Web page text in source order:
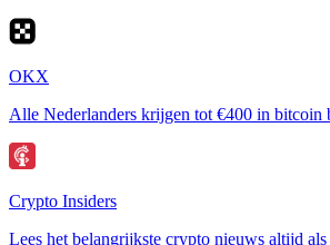
OKX
Alle Nederlanders krijgen tot €400 in bitcoin
Crypto Insiders
Lees het belangrijkste crypto nieuws altijd als